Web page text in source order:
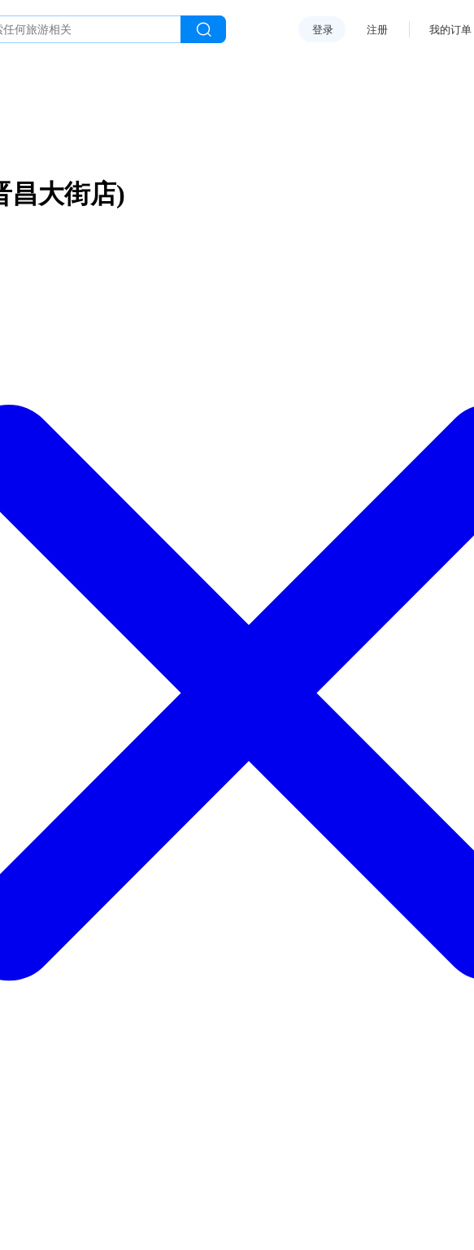
登录 注册 我的订单
昌大街店)